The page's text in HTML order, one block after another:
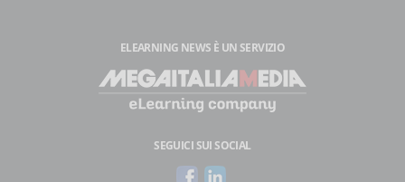
ELEARNING NEWS È UN SERVIZIO
SEGUICI SUI SOCIAL